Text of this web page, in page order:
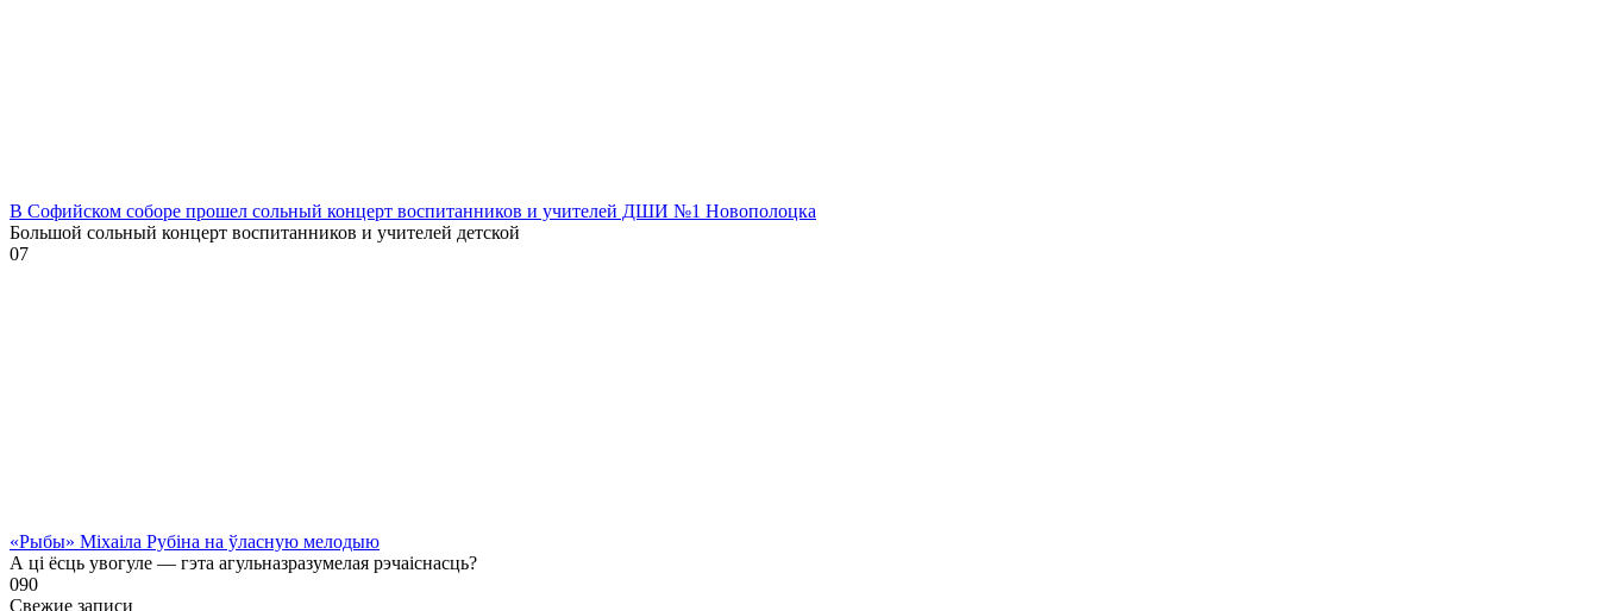
В Софийском соборе прошел сольный концерт воспитанников и учителей ДШИ №1 Новополоцка
Большой сольный концерт воспитанников и учителей детской
07
«Рыбы» Міхаіла Рубіна на ўласную мелодыю
А ці ёсць увогуле — гэта агульназразумелая рэчаіснасць?
090
Свежие записи